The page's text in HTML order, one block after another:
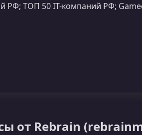
РФ; ТОП 50 IT-компаний РФ;
от Rebrain